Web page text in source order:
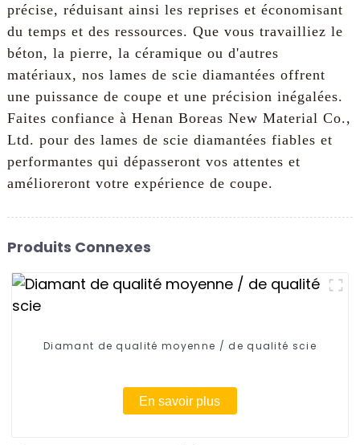
précise, réduisant ainsi les reprises et économisant
du temps et des ressources. Que vous travailliez le
béton, la pierre, la céramique ou d'autres
matériaux, nos lames de scie diamantées offrent
une puissance de coupe et une précision inégalées.
Faites confiance à Henan Boreas New Material Co.,
Ltd. pour des lames de scie diamantées fiables et
performantes qui dépasseront vos attentes et
amélioreront votre expérience de coupe.
Produits Connexes
Diamant de qualité moyenne / de qualité scie
En savoir plus